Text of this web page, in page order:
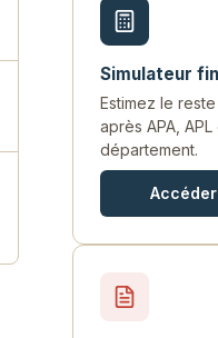
Simulateur
Estimez le
après APA,
département.